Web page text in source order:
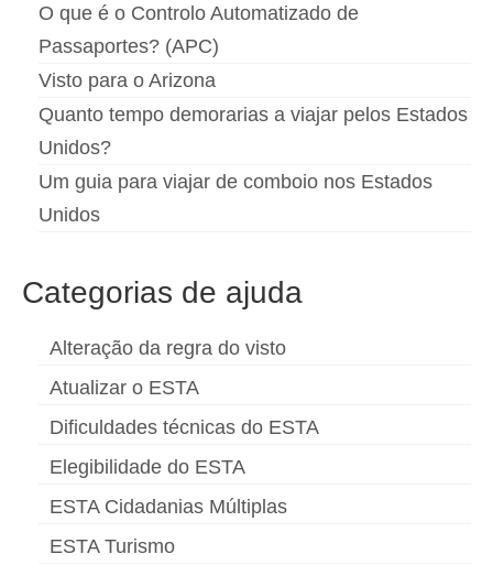
O que é o Controlo Automatizado de
Passaportes? (APC)
Visto para o Arizona
Quanto tempo demorarias a viajar pelos Estados
Unidos?
Um guia para viajar de comboio nos Estados
Unidos
Categorias de ajuda
Alteração da regra do visto
Atualizar o ESTA
Dificuldades técnicas do ESTA
Elegibilidade do ESTA
ESTA Cidadanias Múltiplas
ESTA Turismo